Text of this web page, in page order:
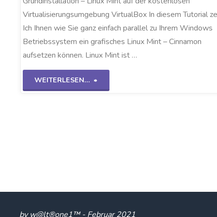
Virtualisierungsumgebung VirtualBox In diesem Tutorial
Ich Ihnen wie Sie ganz einfach parallel zu Ihrem Windows
Betriebssystem ein grafisches Linux Mint – Cinnamon
aufsetzen können. Linux Mint ist …
WEITERLESEN...
"Linux
by w@lt®one1™ - Februar 2021